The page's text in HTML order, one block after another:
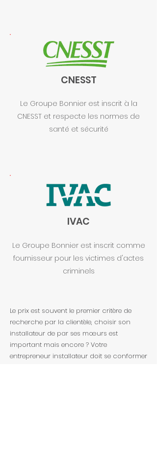
CNESST
Le Groupe Bonnier est inscrit à la
CNESST et respecte les normes de
santé et sécurité
IVAC
Le Groupe Bonnier est inscrit comme
fournisseur pour les victimes d'actes
criminels
Le prix est souvent le premier critère de
recherche par la clientèle, choisir son
installateur de par ses mœurs est
important mais encore ? Votre
entrepreneur installateur doit se conformer